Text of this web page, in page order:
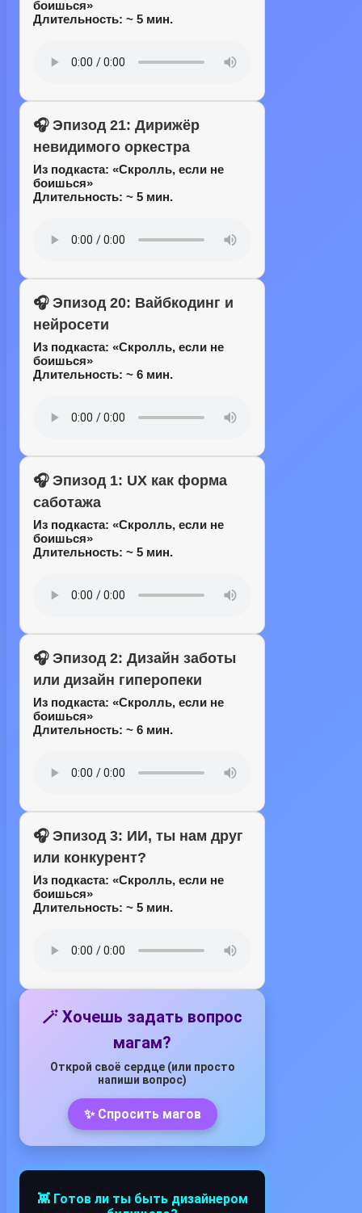
боишься»
Длительность: ~ 5 мин.
🎧 Эпизод 21: Дирижёр
невидимого оркестра
Из подкаста: «Скролль, если не
боишься»
Длительность: ~ 5 мин.
🎧 Эпизод 20: Вайбкодинг и
нейросети
Из подкаста: «Скролль, если не
боишься»
Длительность: ~ 6 мин.
🎧 Эпизод 1: UX как форма
саботажа
Из подкаста: «Скролль, если не
боишься»
Длительность: ~ 5 мин.
🎧 Эпизод 2: Дизайн заботы
или дизайн гиперопеки
Из подкаста: «Скролль, если не
боишься»
Длительность: ~ 6 мин.
🎧 Эпизод 3: ИИ, ты нам друг
или конкурент?
Из подкаста: «Скролль, если не
боишься»
Длительность: ~ 5 мин.
🪄 Хочешь задать вопрос
магам?
Открой своё сердце (или просто
напиши вопрос)
✨ Спросить магов
👾 Готов ли ты быть дизайнером